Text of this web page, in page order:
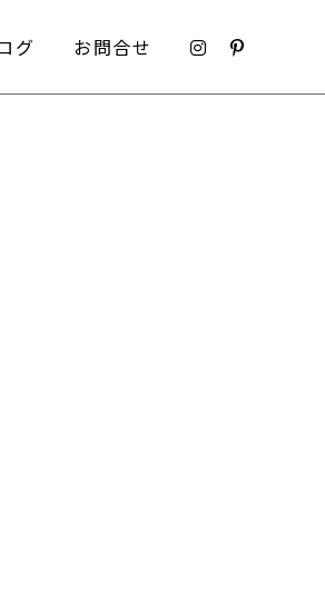
グ お問合せ
グ お問合せ